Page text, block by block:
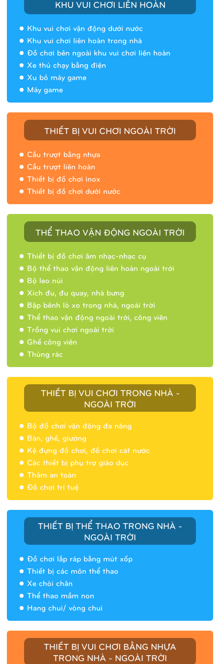
KHU VUI CHƠI LIÊN HOÀN
Khu vui chơi vận động dưới nước
Khu vui chơi liên hoàn trong nhà
Đồ chơi bên ngoài khu vui chơi liên hoàn
Xe thú chạy bằng điện
Xu bỏ máy game
Máy game
THIẾT BỊ VUI CHƠI NGOÀI TRỜI
Cầu trượt bằng nhựa
Cầu trượt liên hoàn
Thiết bị đồ chơi inox
Thiết bị đồ chơi dưới nước
THỂ THAO VẬN ĐỘNG NGOÀI TRỜI
Thiết bị đồ chơi âm nhạc-nhạc cụ
Bộ thể thao vận động liên hoàn ngoài trời
Bộ leo núi
Xích đu, đu quay, nhà bưng
Bập bênh lò xo trong nhà, ngoài trời
Thể thao vận động ngoài trời, công viên
Trống vui chơi ngoài trời
Ghế công viên
Thùng rác
THIẾT BỊ VUI CHƠI TRONG NHÀ -
NGOÀI TRỜI
Bộ đồ chơi vận động đa năng
Bàn, ghế, giường
Kệ đựng đồ chơi, đồ chơi cát nước
Các thiết bị phụ trợ giáo dục
Thảm an toàn
Đồ chơi trí tuệ
THIẾT BỊ THỂ THAO TRONG NHÀ -
NGOÀI TRỜI
Đồ chơi lắp ráp bằng mút xốp
Thiết bị các môn thể thao
Xe chòi chân
Thể thao mầm non
Hang chui/ vòng chui
THIẾT BỊ VUI CHƠI BẰNG NHỰA
TRONG NHÀ - NGOÀI TRỜI
Nhà banh 9H5404
Nhà banh 9H5408